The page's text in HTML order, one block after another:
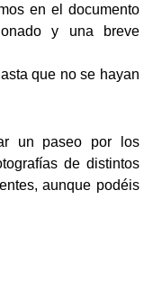
en el documento
y una breve
que no se hayan
un paseo por los
de distintos
aunque podéis